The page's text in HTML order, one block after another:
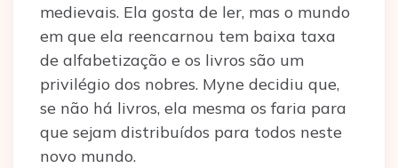
medievais. Ela gosta de ler, mas o mundo
em que ela reencarnou tem baixa taxa
de alfabetização e os livros são um
privilégio dos nobres. Myne decidiu que,
se não há livros, ela mesma os faria para
que sejam distribuídos para todos neste
novo mundo.